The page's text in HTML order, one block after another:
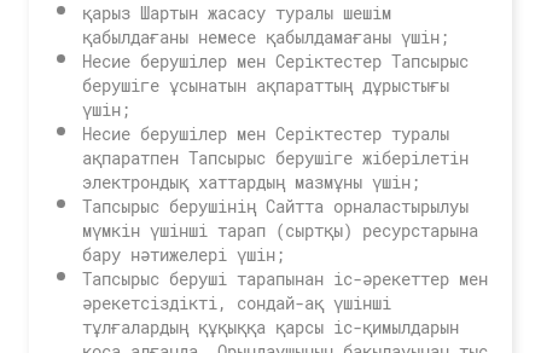
қарыз Шартын жасасу туралы шешім
қабылдағаны немесе қабылдамағаны үшін;
Несие берушілер мен Серіктестер Тапсырыс
берушіге ұсынатын ақпараттың дұрыстығы
үшін;
Несие берушілер мен Серіктестер туралы
ақпаратпен Тапсырыс берушіге жіберілетін
электрондық хаттардың мазмұны үшін;
Тапсырыс берушінің Сайтта орналастырылуы
мүмкін үшінші тарап (сыртқы) ресурстарына
бару нәтижелері үшін;
Тапсырыс беруші тарапынан іс-әрекеттер мен
әрекетсіздікті, сондай-ақ үшінші
тұлғалардың құқыққа қарсы іс-қимылдарын